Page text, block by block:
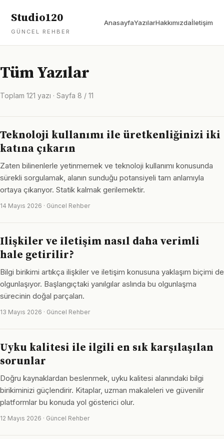
Studio120
GÜNCEL REHBER
AnasayfaYazılarHakkımızdaİletişim
Tüm Yazılar
Toplam 121 yazı · Sayfa 8 / 11
Teknoloji kullanımı ile üretkenliğinizi iki
katına çıkarın
Zaten bilinenlerle yetinmemek ve teknoloji kullanımı konusunda
sürekli sorgulamak, alanın sunduğu potansiyeli tam anlamıyla
ortaya çıkarıyor. Statik kalmak gerilemektir.
14 Mayıs 2026 · Güncel Rehber
Ilişkiler ve iletişim nasıl daha verimli
hale getirilir?
Bilgi birikimi artıkça ilişkiler ve iletişim konusuna yaklaşım biçimi de
olgunlaşıyor. Başlangıçtaki yanılgılar aslında bu olgunlaşma
sürecinin doğal parçaları.
13 Mayıs 2026 · Güncel Rehber
Uyku kalitesi ile ilgili en sık karşılaşılan
sorunlar
Doğru kaynaklardan beslenmek, uyku kalitesi alanındaki bilgi
birikiminizi güçlendirir. Kitaplar, uzman makaleleri ve güvenilir
platformlar bu konuda yol gösterici olur.
12 Mayıs 2026 · Güncel Rehber